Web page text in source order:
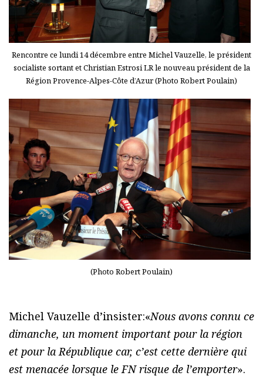
Rencontre ce lundi 14 décembre entre Michel Vauzelle, le président
socialiste sortant et Christian Estrosi LR le nouveau président de la
Région Provence-Alpes-Côte d’Azur (Photo Robert Poulain)
(Photo Robert Poulain)
Michel Vauzelle d’insister:«Nous avons connu ce
dimanche, un moment important pour la région
et pour la République car, c’est cette dernière qui
est menacée lorsque le FN risque de l’emporter».